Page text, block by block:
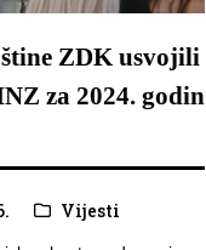
ZDK usvojili
za 2024. godin
Vijesti